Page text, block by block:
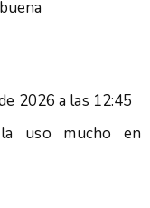
2026 a las 12:45
uso mucho en